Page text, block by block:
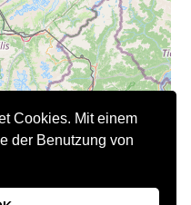
Cookies. Mit einem
der Benutzung von